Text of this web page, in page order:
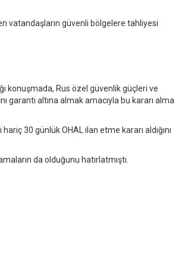
vatandaşların güvenli bölgelere tahliyesi
konuşmada, Rus özel güvenlik güçleri ve
garanti altına almak amacıyla bu kararı alma
30 günlük OHAL ilan etme kararı aldığını
da olduğunu hatırlatmıştı.